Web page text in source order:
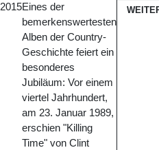
Eines der
bemerkenswertesten
Alben der Country-
Geschichte feiert ein
besonderes
Jubiläum: Vor einem
viertel Jahrhundert,
am 23. Januar 1989,
erschien "Killing
Time" von Clint